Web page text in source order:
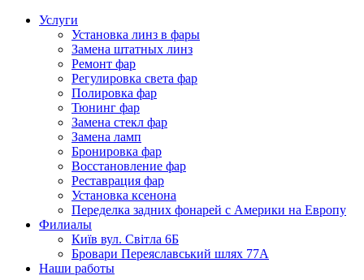
Услуги
Установка линз в фары
Замена штатных линз
Ремонт фар
Регулировка света фар
Полировка фар
Тюнинг фар
Замена стекл фар
Замена ламп
Бронировка фар
Восстановление фар
Реставрация фар
Установка ксенона
Переделка задних фонарей с Америки на Европу
Филиалы
Київ вул. Світла 6Б
Бровари Переяславський шлях 77А
Наши работы